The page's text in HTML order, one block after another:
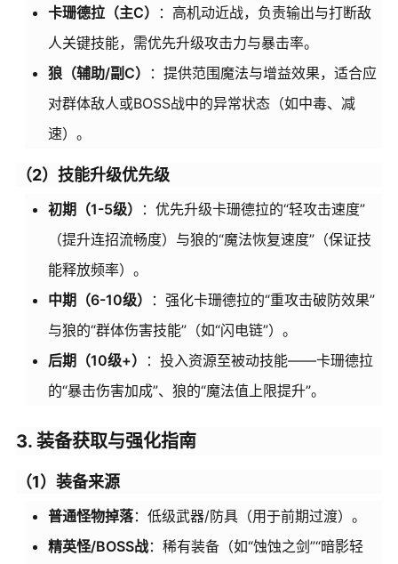
卡珊德拉（主C）
：高机动近战，负责输出与打断敌
人关键技能，需优先升级攻击力与暴击率。
狼（辅助/副C）
：提供范围魔法与增益效果，适合应
对群体敌人或BOSS战中的异常状态（如中毒、减
速）。
（2）技能升级优先级
初期（1-5级）
：优先升级卡珊德拉的“轻攻击速度”
（提升连招流畅度）与狼的“魔法恢复速度”（保证技
能释放频率）。
中期（6-10级）
：强化卡珊德拉的“重攻击破防效果”
与狼的“群体伤害技能”（如“闪电链”）。
后期（10级+）
：投入资源至被动技能——卡珊德拉
的“暴击伤害加成”、狼的“魔法值上限提升”。
3. 装备获取与强化指南
（1）装备来源
普通怪物掉落：低级武器/防具（用于前期过渡）。
精英怪/BOSS战：稀有装备（如“蚀蚀之剑”“暗影轻